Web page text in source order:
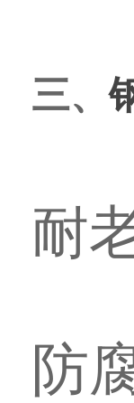
三、
耐
防